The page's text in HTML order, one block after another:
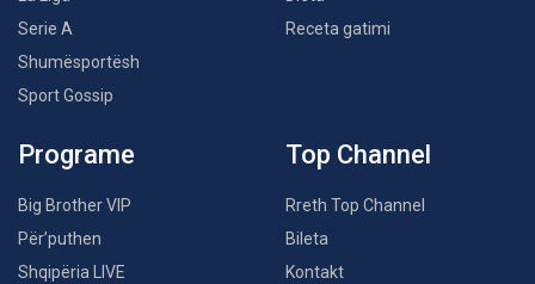
Serie A
Shumësportësh
Sport Gossip
Receta gatimi
Programe
Big Brother VIP
Për’puthen
Shqipëria LIVE
Top Channel
Rreth Top Channel
Bileta
Kontakt